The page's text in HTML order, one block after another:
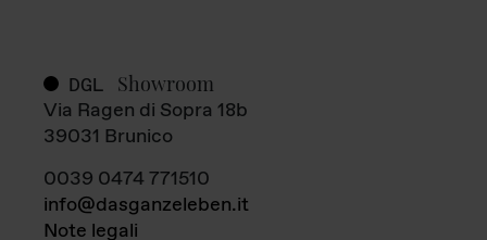
DGL Showroom
Via Ragen di Sopra 18b
39031 Brunico
0039 0474 771510
info@dasganzeleben.it
Note legali